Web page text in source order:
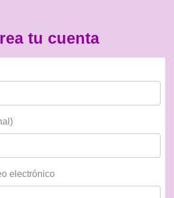
tu cuenta
electrónico